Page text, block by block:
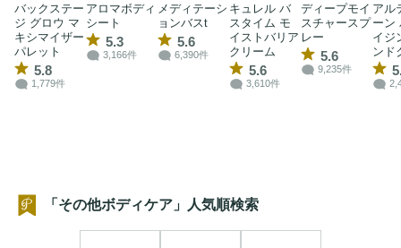
バックステー
ジ グロウ マ
キシマイザー
パレット
5.8
1,779件
アロマボディ
シート
5.3
3,166件
メディテーシ
ョンバスt
5.6
6,390件
キュレル バ
スタイム モ
イストバリア
クリーム
5.6
3,610件
ディープモイ
スチャースプ
レー
5.6
9,235件
アル
ーン
イジ
ンド
「その他ボディケア」人気順検索